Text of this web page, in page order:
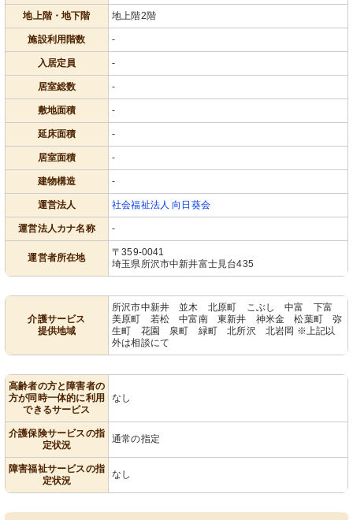
地上階・地下階 地上階2階
施設利用階数 -
入居定員 -
居室総数 -
敷地面積 -
延床面積 -
居室面積 -
建物構造 -
運営法人 社会福祉法人 向日葵会
運営法人カナ名称 -
運営者所在地
〒359-0041
埼玉県所沢市中新井富士見台435
介護サービス
提供地域
所沢市中新井 並木 北原町 こぶし 中富 下富
美原町 若松 中富南 東新井 神米金 松葉町 弥
生町 花園 泉町 緑町 北所沢 北岩岡 ※上記以
外は相談にて
高齢者の方と障害者の
方が同時一体的に利用
できるサービス
なし
介護保険サービスの指
定状況
通常の指定
障害福祉サービスの指
定状況
なし